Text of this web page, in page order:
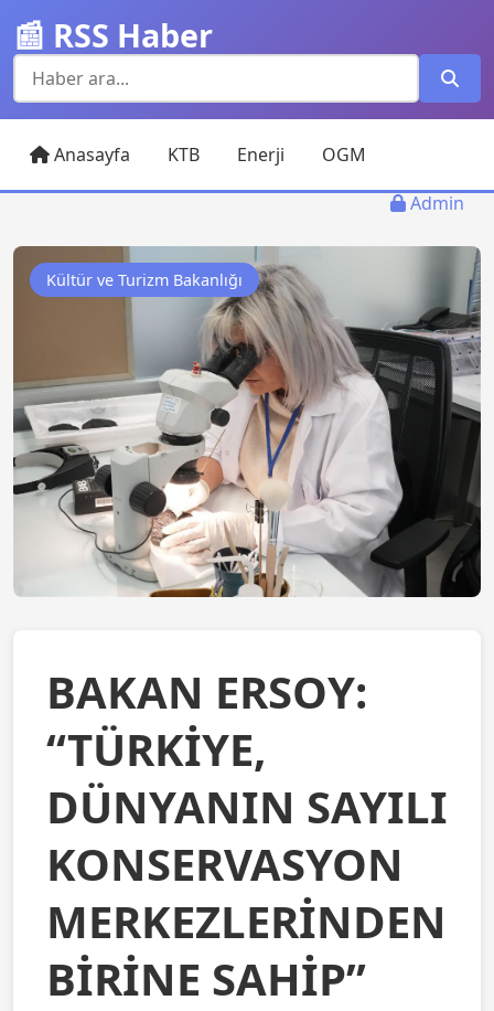
📰 RSS Haber
Anasayfa KTB Enerji
OGM
Admin
Kültür ve Turizm Bakanlığı
BAKAN ERSOY:
“TÜRKİYE,
DÜNYANIN SAYILI
KONSERVASYON
MERKEZLERİNDEN
BİRİNE SAHİP”